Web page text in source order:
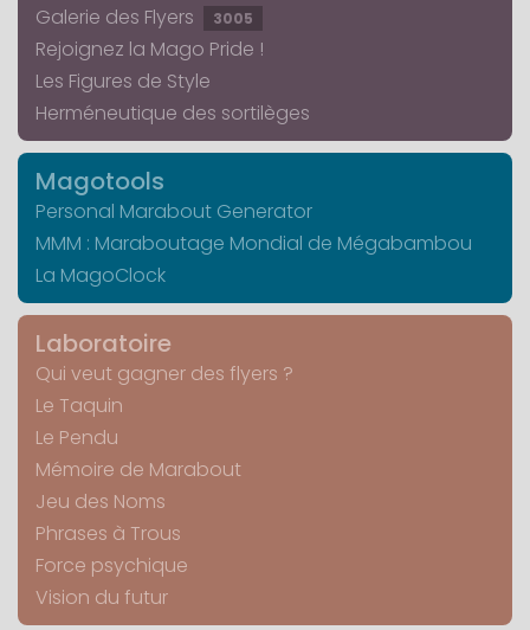
Galerie des Flyers
3005
Rejoignez la Mago Pride !
Les Figures de Style
Herméneutique des sortilèges
Magotools
Personal Marabout Generator
MMM : Maraboutage Mondial de Mégabambou
La MagoClock
Laboratoire
Qui veut gagner des flyers ?
Le Taquin
Le Pendu
Mémoire de Marabout
Jeu des Noms
Phrases à Trous
Force psychique
Vision du futur